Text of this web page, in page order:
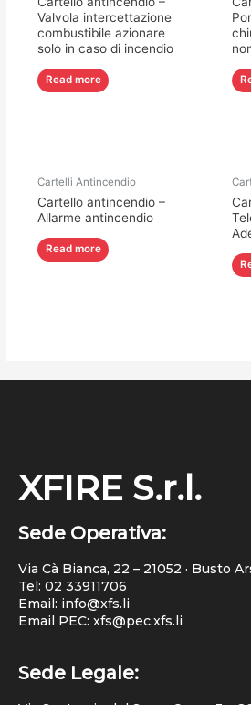
Valvola intercettazione
combustibile azionare
solo in caso di incendio
Read more
Cartelli Antincendio
Cartello antincendio –
Allarme antincendio
Read more
XFIRE S.r.l.
Sede Operativa:
Via Cà Bianca, 22 – 21052 · Busto
Tel: 02 33911706
Email: info@xfs.li
Email PEC: xfs@pec.xfs.li
Sede Legale: